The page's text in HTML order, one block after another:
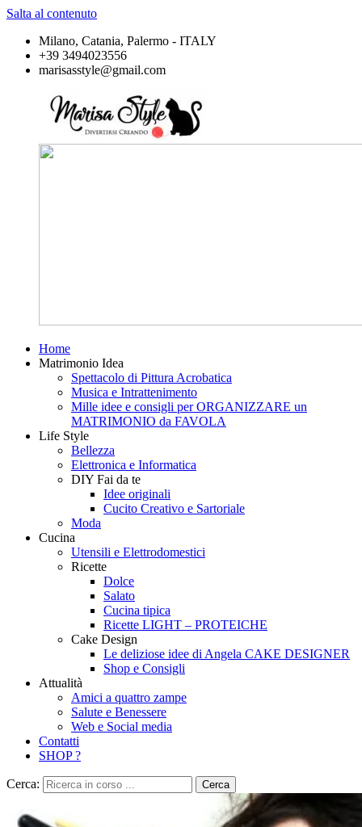
Salta al contenuto
Milano, Catania, Palermo - ITALY
+39 3494023556
marisasstyle@gmail.com
Marisa
Divertirsi
Home
Matrimonio Idea
Spettacolo di Pittura Acrobatica
Musica e Intrattenimento
Mille idee e consigli per ORGANIZZARE un
MATRIMONIO da FAVOLA
Life Style
Bellezza
Elettronica e Informatica
DIY Fai da te
Idee originali
Cucito Creativo e Sartoriale
Moda
Cucina
Utensili e Elettrodomestici
Ricette
Dolce
Salato
Cucina tipica
Ricette LIGHT – PROTEICHE
Cake Design
Le deliziose idee di Angela CAKE DESIGNER
Shop e Consigli
Attualità
Amici a quattro zampe
Salute e Benessere
Web e Social media
Contatti
SHOP ?
Cerca: Cerca